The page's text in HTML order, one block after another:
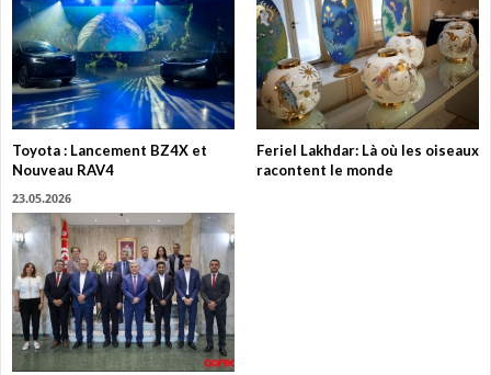
Toyota : Lancement BZ4X et
Nouveau RAV4
Feriel Lakhdar: Là où les oiseaux
racontent le monde
23.05.2026